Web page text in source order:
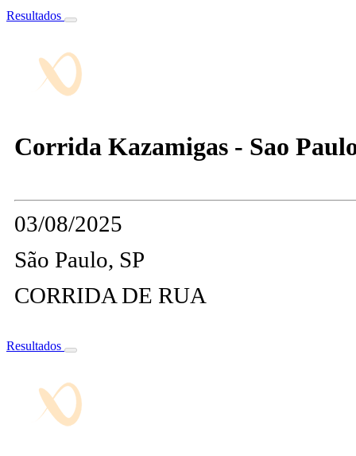
Resultados
Corrida Kazamigas - Sao
03/08/2025
São Paulo, SP
CORRIDA DE RUA
Resultados